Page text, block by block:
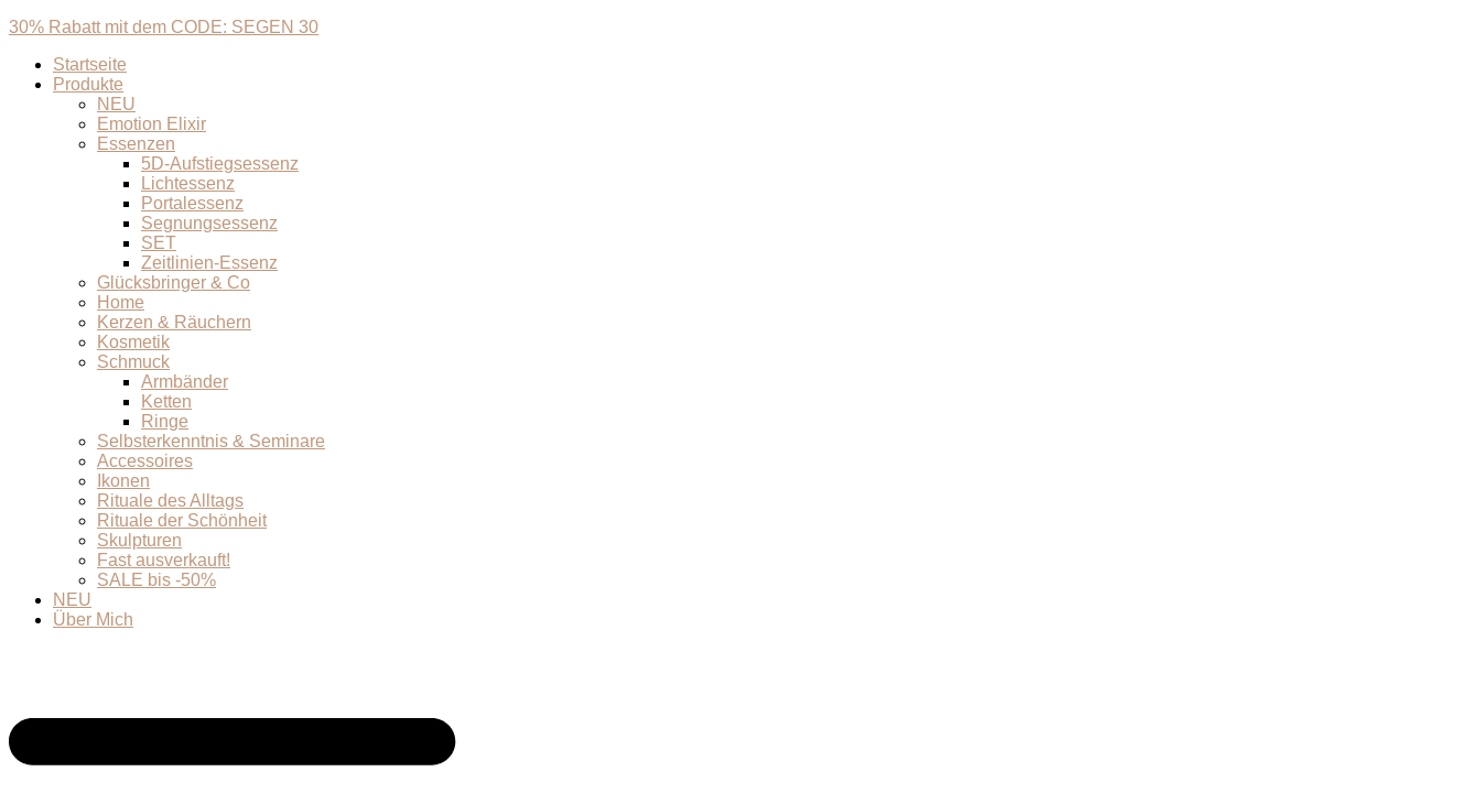
30% Rabatt mit dem CODE: SEGEN 30
Startseite
Produkte
NEU
Emotion Elixir
Essenzen
5D-Aufstiegsessenz
Lichtessenz
Portalessenz
Segnungsessenz
SET
Zeitlinien-Essenz
Glücksbringer & Co
Home
Kerzen & Räuchern
Kosmetik
Schmuck
Armbänder
Ketten
Ringe
Selbsterkenntnis & Seminare
Accessoires
Ikonen
Rituale des Alltags
Rituale der Schönheit
Skulpturen
Fast ausverkauft!
SALE bis -50%
NEU
Über Mich